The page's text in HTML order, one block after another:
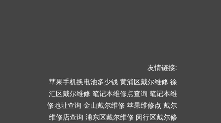
友情链接:
苹果手机换电池多少钱 黄浦区戴尔维修 徐
汇区戴尔维修 笔记本维修点查询 笔记本维
修地址查询 金山戴尔维修 苹果维修点 戴尔
维修店查询 浦东区戴尔维修 闵行区戴尔修